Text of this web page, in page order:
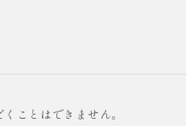
ことはできません。